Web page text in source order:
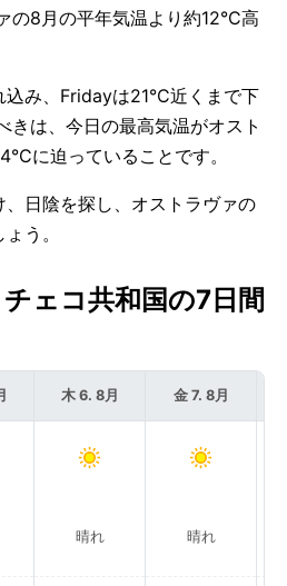
の8月の平年気温より約12°C高
み、Fridayは21°C近くまで下
きは、今日の最高気温がオスト
に迫っていることです。
日陰を探し、オストラヴァの
う。
ェコ共和国の7日間
木 6. 8月
晴れ
金 7. 8月
晴れ